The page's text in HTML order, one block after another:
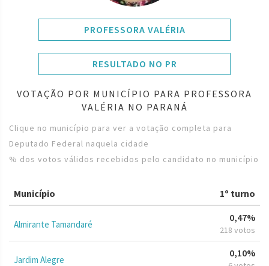
PROFESSORA VALÉRIA
RESULTADO NO PR
VOTAÇÃO POR MUNICÍPIO PARA PROFESSORA
VALÉRIA NO PARANÁ
Clique no município para ver a votação completa para
Deputado Federal naquela cidade
% dos votos válidos recebidos pelo candidato no município
Município 1º turno
Almirante Tamandaré
0,47%
218 votos
Jardim Alegre
0,10%